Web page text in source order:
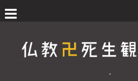
・